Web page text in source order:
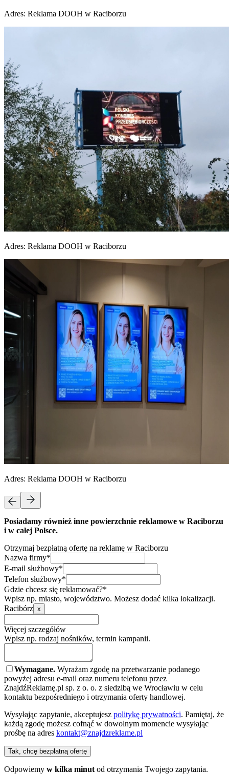
Adres: Reklama DOOH w Raciborzu
Adres: Reklama DOOH w Raciborzu
Adres: Reklama DOOH w Raciborzu
Posiadamy również inne powierzchnie reklamowe w Raciborzu
i w całej Polsce.
Otrzymaj bezpłatną ofertę na reklamę w Raciborzu
Nazwa firmy*
E-mail służbowy*
Telefon służbowy*
Gdzie chcesz się reklamować?*
Wpisz np. miasto, województwo. Możesz dodać kilka lokalizacji.
Racibórz x
Więcej szczegółów
Wpisz np. rodzaj nośników, termin kampanii.
Wymagane. Wyrażam zgodę na przetwarzanie podanego
powyżej adresu e-mail oraz numeru telefonu przez
ZnajdźReklamę.pl sp. z o. o. z siedzibą we Wrocławiu w celu
kontaktu bezpośredniego i otrzymania oferty handlowej.
Wysyłając zapytanie, akceptujesz politykę prywatności. Pamiętaj, że
każdą zgodę możesz cofnąć w dowolnym momencie wysyłając
prośbę na adres kontakt@znajdzreklame.pl
Tak, chcę bezpłatną ofertę
Odpowiemy w kilka minut od otrzymania Twojego zapytania.